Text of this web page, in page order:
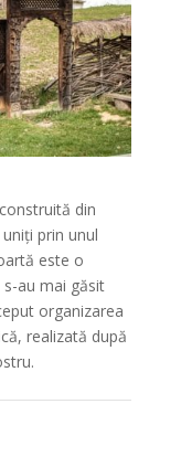
din
prin unul
este o
au mai găsit
organizarea
realizată după